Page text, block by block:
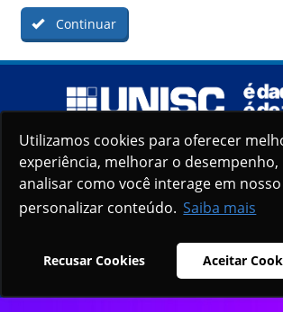
Utilizamos cookies para oferecer
experiência, melhorar o desempenho,
analisar como você interage em
personalizar conteúdo. Saiba mais
Recusar Cookies Aceitar
Utilizamos cookies para oferecer
experiência, melhorar o desempenho,
analisar como você interage em
personalizar conteúdo. Saiba mais
Recusar Cookies Aceitar
Continuar